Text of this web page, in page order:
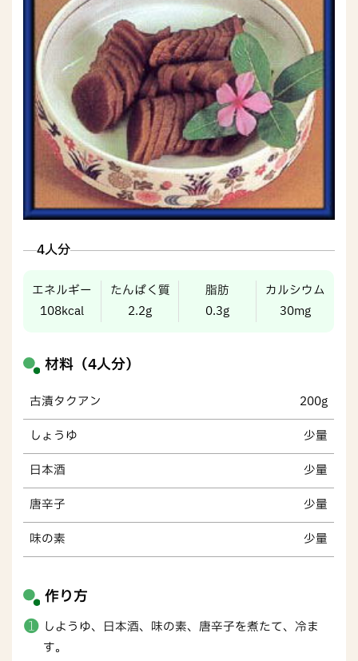
4人分
エネルギー
108kcal
たんぱく質
2.2g
脂肪
0.3g
カルシウム
30mg
材料（4人分）
古漬タクアン 200g
しょうゆ 少量
日本酒 少量
唐辛子 少量
味の素 少量
作り方
しようゆ、日本酒、味の素、唐辛子を煮たて、冷ま
す。